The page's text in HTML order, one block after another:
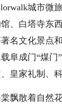
城市微
、白塔寺东
名文化景点
阜成门“煤
皇家礼制、
飘散着自然